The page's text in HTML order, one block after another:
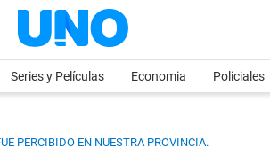
Series y Películas Economia Policiales
PERCIBIDO EN NUESTRA PROVINCIA.